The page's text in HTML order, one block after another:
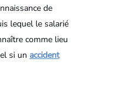
de
lequel le salarié
comme lieu
si un accident